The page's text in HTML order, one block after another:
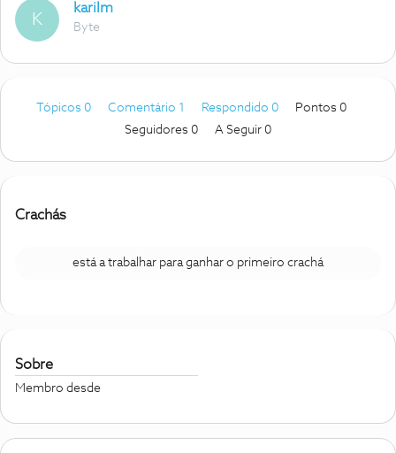
K
karilm
Byte
Tópicos 0 Comentário 1 Respondido 0
Pontos 0
Seguidores 0 A Seguir 0
Crachás
está a trabalhar para ganhar o primeiro crachá
Sobre
Membro desde